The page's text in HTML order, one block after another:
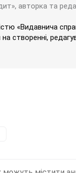
авторка та
«Видавнича
створенні,